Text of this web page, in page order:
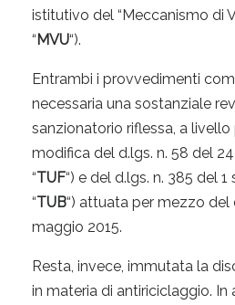
istitutivo del “Meccanismo di
“MVU“).
Entrambi i provvedimenti
necessaria una sostanziale
sanzionatorio riflessa, a livello
modifica del d.lgs. n. 58 del
“TUF“) e del d.lgs. n. 385 del
“TUB“) attuata per mezzo del
maggio 2015.
Resta, invece, immutata la
in materia di antiriciclaggio. In